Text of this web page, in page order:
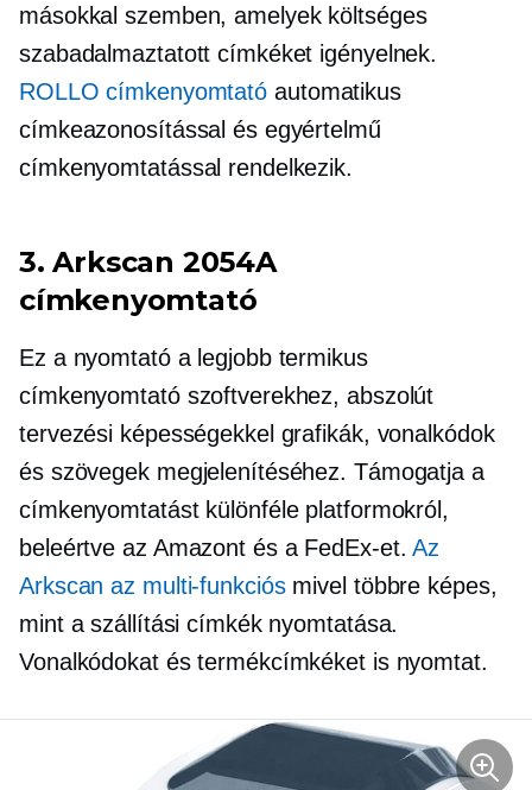
másokkal szemben, amelyek költséges
szabadalmaztatott címkéket igényelnek.
ROLLO címkenyomtató automatikus
címkeazonosítással és egyértelmű
címkenyomtatással rendelkezik.
3. Arkscan 2054A
címkenyomtató
Ez a nyomtató a legjobb termikus
címkenyomtató szoftverekhez, abszolút
tervezési képességekkel grafikák, vonalkódok
és szövegek megjelenítéséhez. Támogatja a
címkenyomtatást különféle platformokról,
beleértve az Amazont és a FedEx-et.Az
Arkscan az multi-funkciósmivel többre képes,
mint a szállítási címkék nyomtatása.
Vonalkódokat és termékcímkéket is nyomtat.